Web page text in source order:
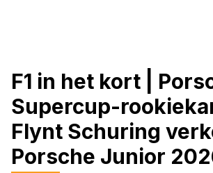
F1 in het kort |
Supercup-
Flynt Schuring
Porsche Junior